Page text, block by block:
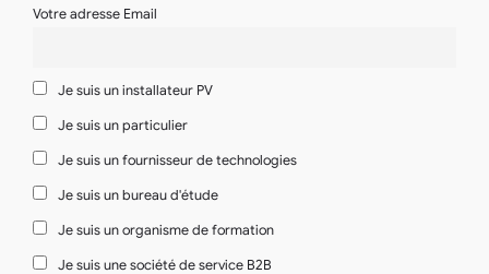
Votre adresse Email
Je suis un installateur PV
Je suis un particulier
Je suis un fournisseur de technologies
Je suis un bureau d'étude
Je suis un organisme de formation
Je suis une société de service B2B